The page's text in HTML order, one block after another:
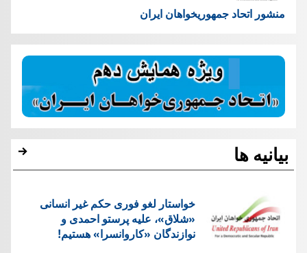
منشور اتحاد جمهوریخواهان ایران
بیانیه ها
خواستار لغو فوری حکم غیر انسانی
«شلاق»، علیه پرستو احمدی و
نوازندگان «کاروانسرا» هستیم!